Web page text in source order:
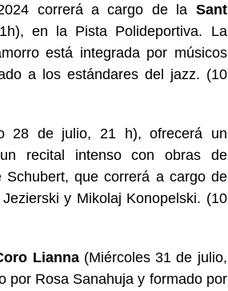
correrá a cargo de la Sant
, en la Pista Polideportiva. La
está integrada por músicos
a los estándares del jazz. (10
28 de julio, 21 h), ofrecerá un
recital intenso con obras de
que correrá a cargo de
y Mikolaj Konopelski. (10
Lianna(Miércoles 31 de julio,
por Rosa Sanahuja y formado por